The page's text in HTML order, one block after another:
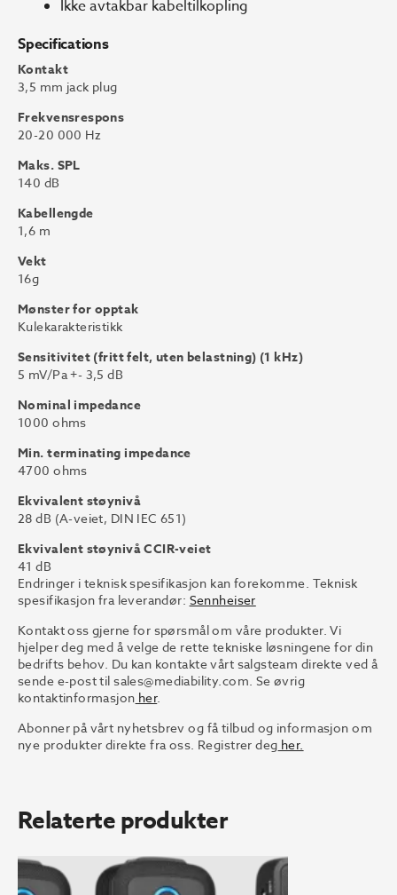
Ikke avtakbar kabeltilkopling
Specifications
Kontakt
3,5 mm jack plug
Frekvensrespons
20-20 000 Hz
Maks. SPL
140 dB
Kabellengde
1,6 m
Vekt
16g
Mønster for opptak
Kulekarakteristikk
Sensitivitet (fritt felt, uten belastning) (1 kHz)
5 mV/Pa +- 3,5 dB
Nominal impedance
1000 ohms
Min. terminating impedance
4700 ohms
Ekvivalent støynivå
28 dB (A-veiet, DIN IEC 651)
Ekvivalent støynivå CCIR-veiet
41 dB
Endringer i teknisk spesifikasjon kan forekomme. Teknisk
spesifikasjon fra leverandør: Sennheiser
Kontakt oss gjerne for spørsmål om våre produkter. Vi
hjelper deg med å velge de rette tekniske løsningene for din
bedrifts behov. Du kan kontakte vårt salgsteam direkte ved å
sende e-post tilsales@mediability.com. Se øvrig
kontaktinformasjon her.
Abonner på vårt nyhetsbrev og få tilbud og informasjon om
nye produkter direkte fra oss. Registrer deg her.
Relaterte produkter